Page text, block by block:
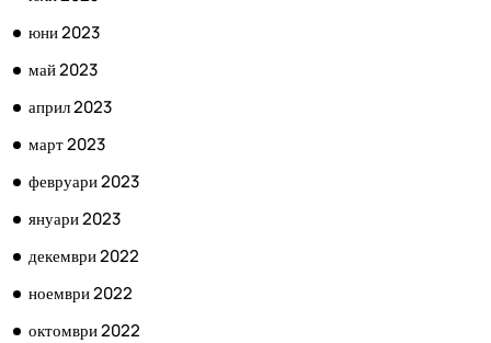
юни 2023
май 2023
април 2023
март 2023
февруари 2023
януари 2023
декември 2022
ноември 2022
октомври 2022